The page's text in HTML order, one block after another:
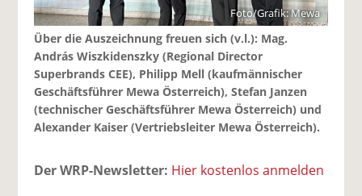
Foto/Grafik: Mewa
Über die Auszeichnung freuen sich (v.l.): Mag.
András Wiszkidenszky (Regional Director
Superbrands CEE), Philipp Mell (kaufmännischer
Geschäftsführer Mewa Österreich), Stefan Janzen
(technischer Geschäftsführer Mewa Österreich) und
Alexander Kaiser (Vertriebsleiter Mewa Österreich).
Der WRP-Newsletter: Hier kostenlos anmelden